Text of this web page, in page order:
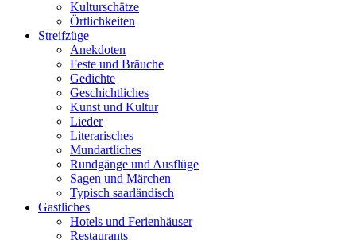
Kulturschätze
Örtlichkeiten
Streifzüge
Anekdoten
Feste und Bräuche
Gedichte
Geschichtliches
Kunst und Kultur
Lieder
Literarisches
Mundartliches
Rundgänge und Ausflüge
Sagen und Märchen
Typisch saarländisch
Gastliches
Hotels und Ferienhäuser
Restaurants